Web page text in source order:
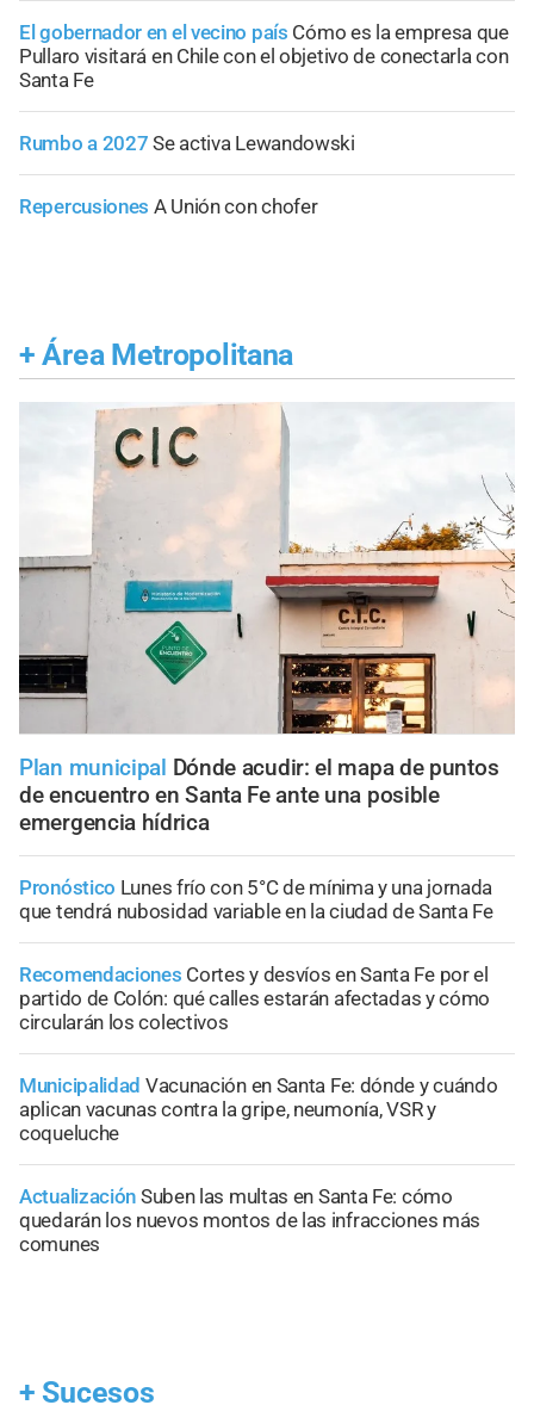
El gobernador en el vecino país Cómo es la empresa que
Pullaro visitará en Chile con el objetivo de conectarla con
Santa Fe
Rumbo a 2027 Se activa Lewandowski
Repercusiones A Unión con chofer
+ Área Metropolitana
Plan municipal Dónde acudir: el mapa de puntos
de encuentro en Santa Fe ante una posible
emergencia hídrica
Pronóstico Lunes frío con 5°C de mínima y una jornada
que tendrá nubosidad variable en la ciudad de Santa Fe
Recomendaciones Cortes y desvíos en Santa Fe por el
partido de Colón: qué calles estarán afectadas y cómo
circularán los colectivos
Municipalidad Vacunación en Santa Fe: dónde y cuándo
aplican vacunas contra la gripe, neumonía, VSR y
coqueluche
Actualización Suben las multas en Santa Fe: cómo
quedarán los nuevos montos de las infracciones más
comunes
+ Sucesos